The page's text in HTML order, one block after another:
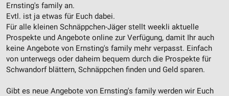
Ernsting's family an.
Evtl. ist ja etwas für Euch dabei.
Für alle kleinen Schnäppchen-Jäger stellt weekli aktuelle
Prospekte und Angebote online zur Verfügung, damit Ihr auch
keine Angebote von Ernsting's family mehr verpasst. Einfach
von unterwegs oder daheim bequem durch die Prospekte für
Schwandorf blättern, Schnäppchen finden und Geld sparen.
Gibt es neue Angebote von Ernsting's family werden wir Euch